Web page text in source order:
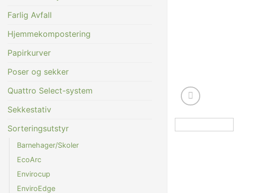
Farlig Avfall
Hjemmekompostering
Papirkurver
Poser og sekker
Quattro Select-system
Sekkestativ
Sorteringsutstyr
Barnehager/Skoler
EcoArc
Envirocup
EnviroEdge